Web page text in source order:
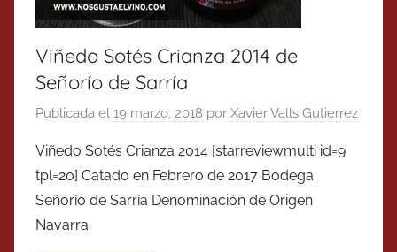
Viñedo Sotés Crianza 2014 de
Señorío de Sarría
Publicada el 19 marzo, 2018 por Xavier Valls Gutierrez
Viñedo Sotés Crianza 2014 [starreviewmulti id=9
tpl=20] Catado en Febrero de 2017 Bodega
Señorío de Sarría Denominación de Origen
Navarra